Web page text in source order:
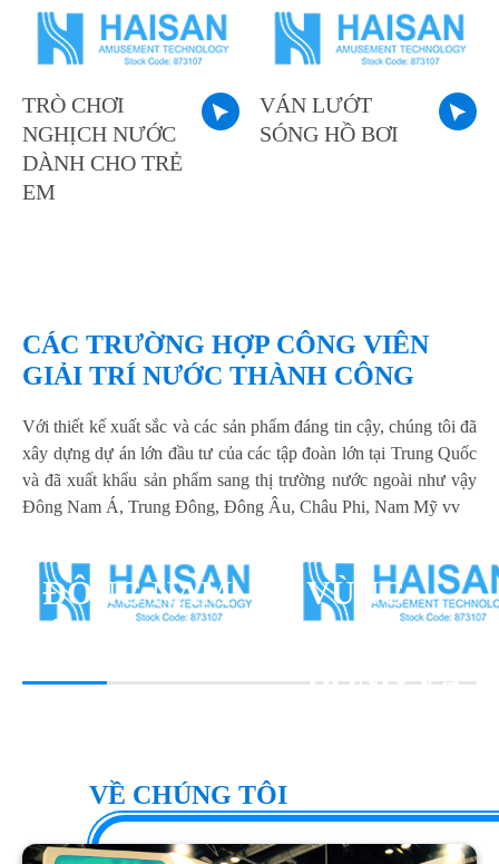
TRÒ CHƠI
NGHỊCH NƯỚC
DÀNH CHO TRẺ
EM
VÁN LƯỚT
SÓNG HỒ BƠI
CÁC TRƯỜNG HỢP CÔNG VIÊN
GIẢI TRÍ NƯỚC THÀNH CÔNG
Với thiết kế xuất sắc và các sản phẩm đáng tin cậy, chúng tôi đã
xây dựng dự án lớn đầu tư của các tập đoàn lớn tại Trung Quốc
và đã xuất khẩu sản phẩm sang thị trường nước ngoài như vậy
Đông Nam Á, Trung Đông, Đông Âu, Châu Phi, Nam Mỹ vv
ĐÔNG NAM
VÙNG
ĐÔNG VÀ
VỀ CHÚNG TÔI